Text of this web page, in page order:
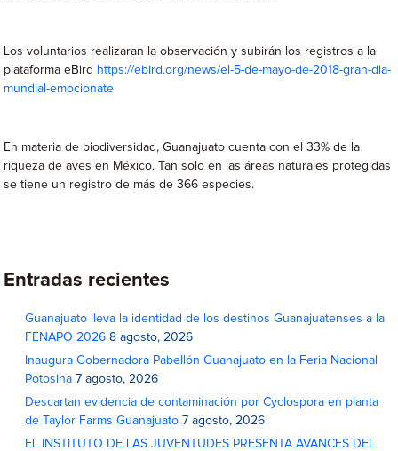
Los voluntarios realizaran la observación y subirán los registros a la
plataforma eBird https://ebird.org/news/el-5-de-mayo-de-2018-gran-dia-
mundial-emocionate
En materia de biodiversidad, Guanajuato cuenta con el 33% de la
riqueza de aves en México. Tan solo en las áreas naturales protegidas
se tiene un registro de más de 366 especies.
Entradas recientes
Guanajuato lleva la identidad de los destinos Guanajuatenses a la
FENAPO 2026 8 agosto, 2026
Inaugura Gobernadora Pabellón Guanajuato en la Feria Nacional
Potosina 7 agosto, 2026
Descartan evidencia de contaminación por Cyclospora en planta
de Taylor Farms Guanajuato 7 agosto, 2026
EL INSTITUTO DE LAS JUVENTUDES PRESENTA AVANCES DEL